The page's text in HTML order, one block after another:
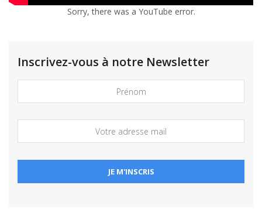
Sorry, there was a YouTube error.
Inscrivez-vous à notre Newsletter